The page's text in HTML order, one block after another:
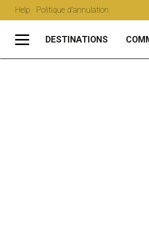
Help · Politique d’annulation
DESTINATIONS